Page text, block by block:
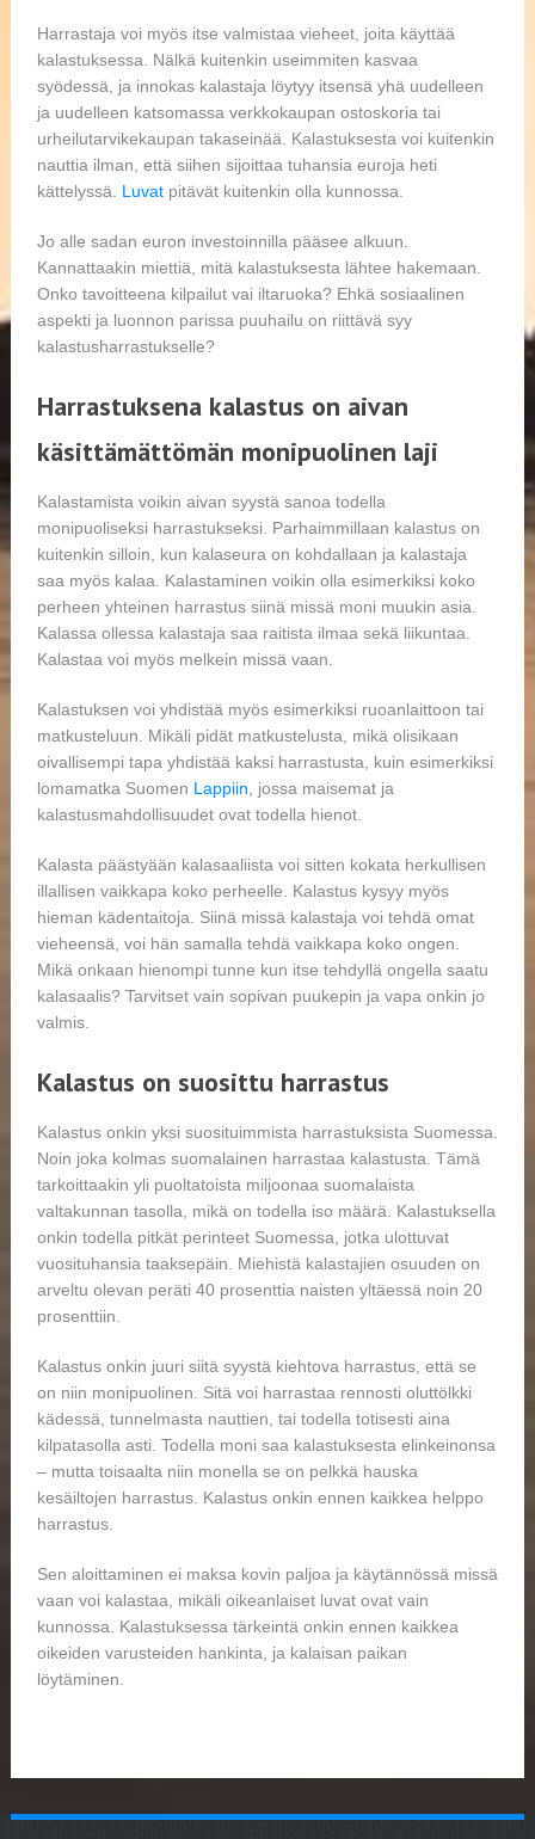
Harrastaja voi myös itse valmistaa vieheet, joita käyttää
kalastuksessa. Nälkä kuitenkin useimmiten kasvaa
syödessä, ja innokas kalastaja löytyy itsensä yhä uudelleen
ja uudelleen katsomassa verkkokaupan ostoskoria tai
urheilutarvikekaupan takaseinää. Kalastuksesta voi kuitenkin
nauttia ilman, että siihen sijoittaa tuhansia euroja heti
kättelyssä. Luvatpitävät kuitenkin olla kunnossa.
Jo alle sadan euron investoinnilla pääsee alkuun.
Kannattaakin miettiä, mitä kalastuksesta lähtee hakemaan.
Onko tavoitteena kilpailut vai iltaruoka? Ehkä sosiaalinen
aspekti ja luonnon parissa puuhailu on riittävä syy
kalastusharrastukselle?
Harrastuksena kalastus on aivan
käsittämättömän monipuolinen laji
Kalastamista voikin aivan syystä sanoa todella
monipuoliseksi harrastukseksi. Parhaimmillaan kalastus on
kuitenkin silloin, kun kalaseura on kohdallaan ja kalastaja
saa myös kalaa. Kalastaminen voikin olla esimerkiksi koko
perheen yhteinen harrastus siinä missä moni muukin asia.
Kalassa ollessa kalastaja saa raitista ilmaa sekä liikuntaa.
Kalastaa voi myös melkein missä vaan.
Kalastuksen voi yhdistää myös esimerkiksi ruoanlaittoon tai
matkusteluun. Mikäli pidät matkustelusta, mikä olisikaan
oivallisempi tapa yhdistää kaksi harrastusta, kuin esimerkiksi
lomamatka Suomen Lappiin , jossa maisemat ja
kalastusmahdollisuudet ovat todella hienot.
Kalasta päästyään kalasaaliista voi sitten kokata herkullisen
illallisen vaikkapa koko perheelle. Kalastus kysyy myös
hieman kädentaitoja. Siinä missä kalastaja voi tehdä omat
vieheensä, voi hän samalla tehdä vaikkapa koko ongen.
Mikä onkaan hienompi tunne kun itse tehdyllä ongella saatu
kalasaalis? Tarvitset vain sopivan puukepin ja vapa onkin jo
valmis.
Kalastus on suosittu harrastus
Kalastus onkin yksi suosituimmista harrastuksista Suomessa.
Noin joka kolmas suomalainen harrastaa kalastusta. Tämä
tarkoittaakin yli puoltatoista miljoonaa suomalaista
valtakunnan tasolla, mikä on todella iso määrä. Kalastuksella
onkin todella pitkät perinteet Suomessa, jotka ulottuvat
vuosituhansia taaksepäin. Miehistä kalastajien osuuden on
arveltu olevan peräti 40 prosenttia naisten yltäessä noin 20
prosenttiin.
Kalastus onkin juuri siitä syystä kiehtova harrastus, että se
on niin monipuolinen. Sitä voi harrastaa rennosti oluttölkki
kädessä, tunnelmasta nauttien, tai todella totisesti aina
kilpatasolla asti. Todella moni saa kalastuksesta elinkeinonsa
– mutta toisaalta niin monella se on pelkkä hauska
kesäiltojen harrastus. Kalastus onkin ennen kaikkea helppo
harrastus.
Sen aloittaminen ei maksa kovin paljoa ja käytännössä missä
vaan voi kalastaa, mikäli oikeanlaiset luvat ovat vain
kunnossa. Kalastuksessa tärkeintä onkin ennen kaikkea
oikeiden varusteiden hankinta, ja kalaisan paikan
löytäminen.